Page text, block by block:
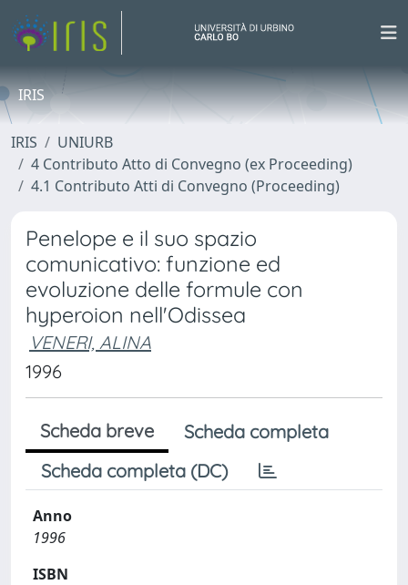
IRIS
IRIS
UNIURB
4 Contributo Atto di Convegno (ex Proceeding)
4.1 Contributo Atti di Convegno (Proceeding)
Penelope e il suo spazio
comunicativo: funzione ed
evoluzione delle formule con
hyperoion nell'Odissea
VENERI, ALINA
1996
Scheda breve
Scheda completa
Scheda completa (DC)
Anno
1996
ISBN